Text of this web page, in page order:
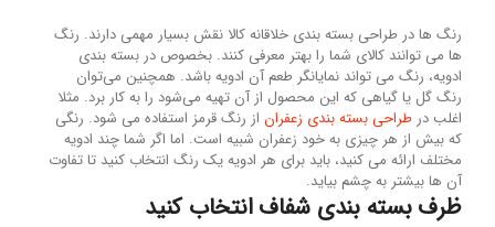
رنگ ها در طراحی بسته بندی خلاقانه کالا نقش بسیار مهمی دارند. رنگ
ها می توانند کالای شما را بهتر معرفی کنند. بخصوص در بسته بندی
ادویه، رنگ می تواند نمایانگر طعم آن ادویه باشد. همچنین می‌توان
رنگ گل یا گیاهی که این محصول از آن تهیه می‌شود را به کار برد. مثلا
اغلب درطراحی بسته بندی زعفران از رنگ قرمز استفاده می شود. رنگی
که بیش از هر چیزی به خود زعفران شبیه است. اما اگر شما چند ادویه
مختلف ارائه می کنید، باید برای هر ادویه یک رنگ انتخاب کنید تا تفاوت
آن ها بیشتر به چشم بیاید.
ظرف بسته بندی شفاف انتخاب کنید